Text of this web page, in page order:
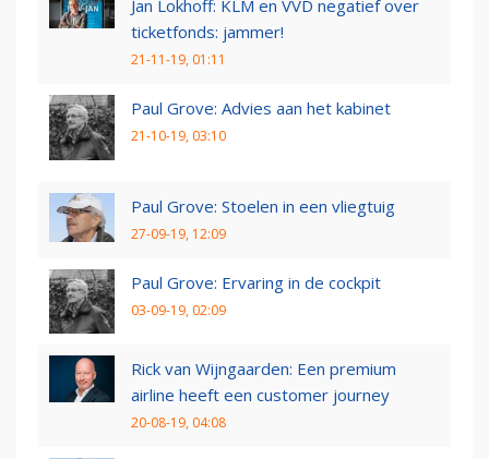
Jan Lokhoff: KLM en VVD negatief over
ticketfonds: jammer!
21-11-19, 01:11
Paul Grove: Advies aan het kabinet
21-10-19, 03:10
Paul Grove: Stoelen in een vliegtuig
27-09-19, 12:09
Paul Grove: Ervaring in de cockpit
03-09-19, 02:09
Rick van Wijngaarden: Een premium
airline heeft een customer journey
20-08-19, 04:08